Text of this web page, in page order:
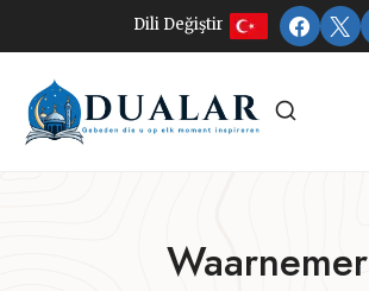
naar
inhoud
Dili Değiştir
Waarnemer